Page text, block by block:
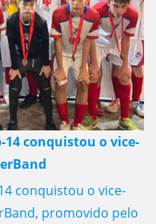
14 conquistou o vice-
conquistou o vice-
promovido pelo